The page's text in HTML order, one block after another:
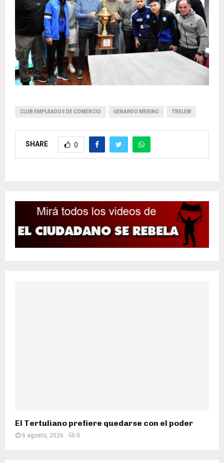
CLUB EMPLEADOS DE COMERCIO GERARDO MERINO TRELEW
SHARE 0
El Tertuliano prefiere quedarse con el poder
6 agosto, 2026 0